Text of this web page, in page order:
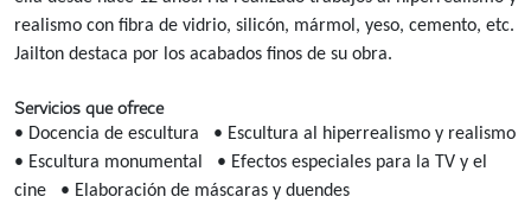
realismo con fibra de vidrio, silicón, mármol, yeso, cemento, etc.
Jailton destaca por los acabados finos de su obra.
Servicios que ofrece
• Docencia de escultura
• Escultura al hiperrealismo y realismo
• Escultura monumental
• Efectos especiales para la TV y el
cine
• Elaboración de máscaras y duendes